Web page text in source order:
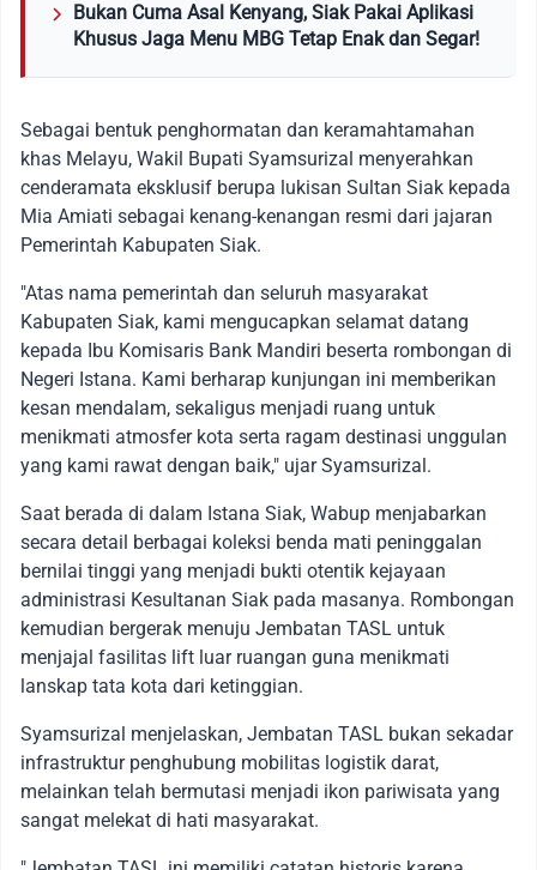
Bukan Cuma Asal Kenyang, Siak Pakai Aplikasi
Khusus Jaga Menu MBG Tetap Enak dan Segar!
Sebagai bentuk penghormatan dan keramahtamahan
khas Melayu, Wakil Bupati Syamsurizal menyerahkan
cenderamata eksklusif berupa lukisan Sultan Siak kepada
Mia Amiati sebagai kenang-kenangan resmi dari jajaran
Pemerintah Kabupaten Siak.
"Atas nama pemerintah dan seluruh masyarakat
Kabupaten Siak, kami mengucapkan selamat datang
kepada Ibu Komisaris Bank Mandiri beserta rombongan di
Negeri Istana. Kami berharap kunjungan ini memberikan
kesan mendalam, sekaligus menjadi ruang untuk
menikmati atmosfer kota serta ragam destinasi unggulan
yang kami rawat dengan baik," ujar Syamsurizal.
Saat berada di dalam Istana Siak, Wabup menjabarkan
secara detail berbagai koleksi benda mati peninggalan
bernilai tinggi yang menjadi bukti otentik kejayaan
administrasi Kesultanan Siak pada masanya. Rombongan
kemudian bergerak menuju Jembatan TASL untuk
menjajal fasilitas lift luar ruangan guna menikmati
lanskap tata kota dari ketinggian.
Syamsurizal menjelaskan, Jembatan TASL bukan sekadar
infrastruktur penghubung mobilitas logistik darat,
melainkan telah bermutasi menjadi ikon pariwisata yang
sangat melekat di hati masyarakat.